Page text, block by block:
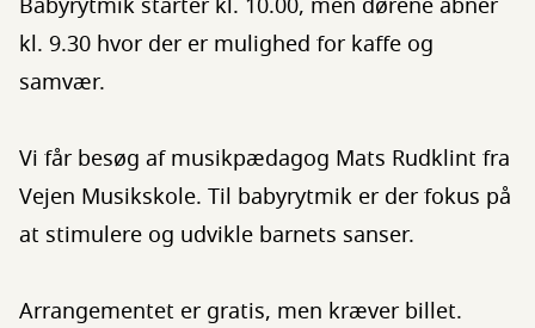
kl. 9.30 hvor der er mulighed for kaffe og
samvær.
Vi får besøg af musikpædagog Mats Rudklint fra
Vejen Musikskole. Til babyrytmik er der fokus på
at stimulere og udvikle barnets sanser.
Arrangementet er gratis, men kræver billet.